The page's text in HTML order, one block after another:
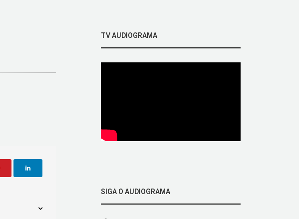
TV AUDIOGRAMA
SIGA O AUDIOGRAMA